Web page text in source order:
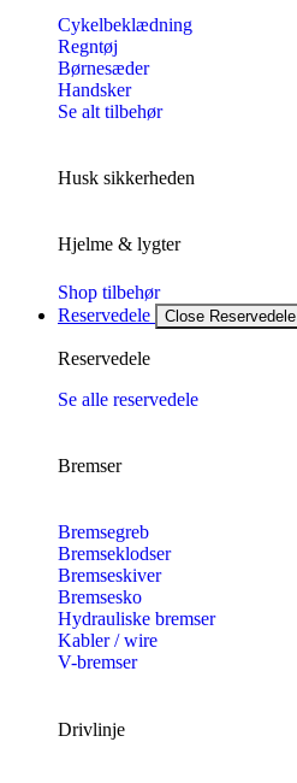
Cykelbeklædning
Regntøj
Børnesæder
Handsker
Se alt tilbehør
Husk sikkerheden
Hjelme & lygter
Shop tilbehør
Reservedele
Close Reservedele
Reservedele
Se alle reservedele
Bremser
Bremsegreb
Bremseklodser
Bremseskiver
Bremsesko
Hydrauliske bremser
Kabler / wire
V-bremser
Drivlinje